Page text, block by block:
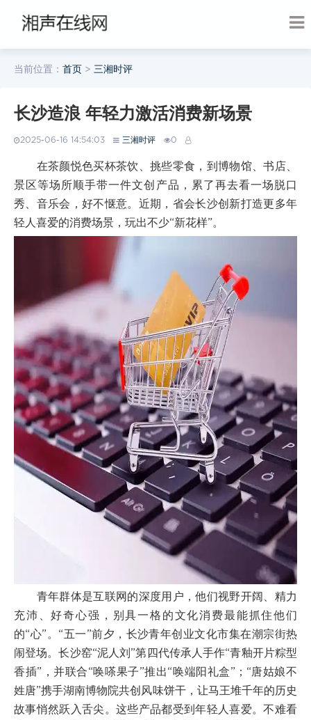
当前位置： 首页 > 三湘时评
长沙造浪 年轻力激活消费新场景
2025-06-16 14:54:03 三湘时评 0
在茶颜悦色买杯茶饮、挑些零食，到博物馆、书店、
景区等场所顺手带一件文创产品，累了再去看一场脱口
秀、音乐会，好不惬意。近期，省会长沙创新打造更多年
轻人喜爱的消费场景，玩出不少“新花样”。
青年群体是互联网的深度用户，他们视野开阔、精力
充沛、好奇心强，别具一格的文化消费最能抓住他们
的“心”。“五一”前夕，长沙青年创业文化市集在潮宗街热
闹登场。长沙窑“泥人刘”第四代传承人手作“青釉开片粽型
香插”，并联合“唤嗏果子”推出“唤端阳礼盒”；“唐姑娘不
姓唐”携手湖南博物院共创风味饼干，让马王堆千年的历史
故事悄然跃入舌尖。这些产品都受到年轻人喜爱。不难看